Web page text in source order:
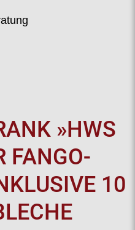
»HWS
FANGO-
10